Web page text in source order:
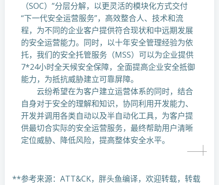
（SOC）”分层分解，以更灵活的模块化方式交付
“下一代安全运营服务”，高效整合人、技术和流
程，为不同的企业客户提供符合现状和中远期发展
的安全运营能力。同时，以十年安全管理经验为依
托，我们的安全托管服务（MSS）可以为企业提供
7*24小时全天候安全保障，全面提高企业安全抵御
能力，为抵抗威胁建立可靠屏障。
云纷希望在为客户建立运营体系的同时，结合
自身对于安全的理解和知识，协同利用开发能力、
开发并调用各类自动以及半自动化工具，为客户提
供最切合实际的安全运营服务，最终帮助用户清晰
定位威胁、降低风险，提高整体安全水平。
**参考来源：ATT&CK，胖头鱼编译，欢迎转载，转载